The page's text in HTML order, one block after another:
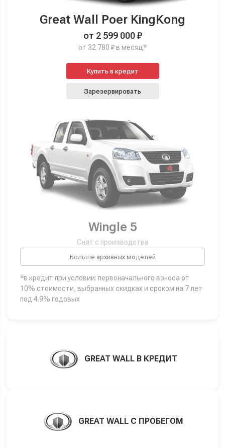
Great Wall Poer KingKong
от 2 599 000 ₽
от 32 780 ₽ в месяц*
Купить в кредит
Зарезервировать
Wingle 5
Снят с производства
Больше архивных моделей
*в кредит при условии: первоначального взноса от
10% стоимости, выбранных скидках и сроком на 7 лет
под 4.9% годовых
GREAT WALL В КРЕДИТ
GREAT WALL С ПРОБЕГОМ